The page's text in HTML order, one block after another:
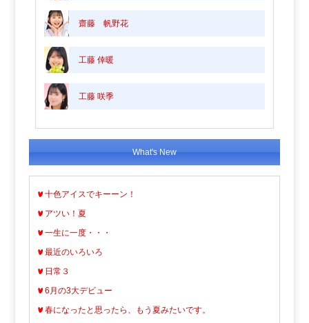
齋藤 帆野花
工藤 倖暖
工藤 咲季
What's New
十色アイスでキーーン！
アツい！夏
一生に一度・・・
最近のいろいろ
日常３
6月の3大デビュー
春になったと思ったら、もう夏みたいです。